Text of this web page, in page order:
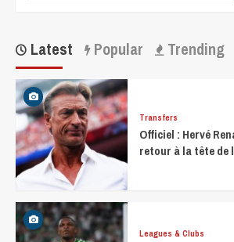
Latest Popular Trending
Transfers
Officiel : Hervé
retour à la tête de
Leagues & Clubs